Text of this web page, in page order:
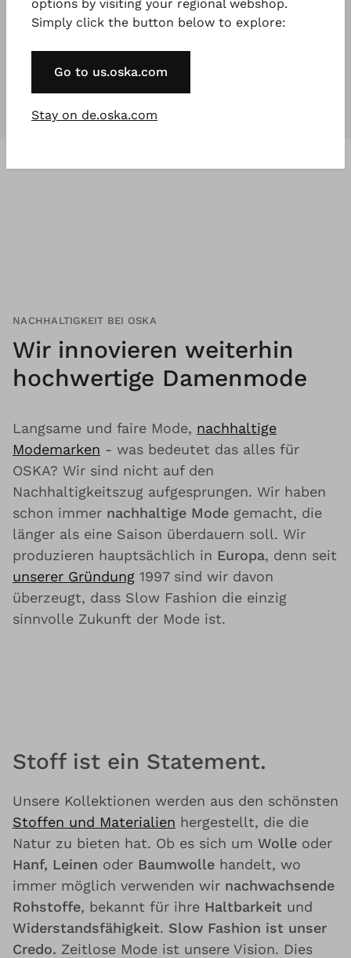
Unsere Kollektionensind fürjeden
der etwas Besonderes will.
NACHHALTIGKEIT BEI OSKA
Wir innovieren weiterhin
hochwertige Damenmode
Langsame und faire Mode, nachhaltige
Modemarken - was bedeutet das alles für
OSKA? Wir sind nicht auf den
Nachhaltigkeitszug aufgesprungen. Wir haben
schon immer nachhaltige Mode gemacht, die
länger als eine Saison überdauern soll. Wir
produzieren hauptsächlich in Europa, denn seit
unserer Gründung 1997 sind wir davon
überzeugt, dass Slow Fashion die einzig
sinnvolle Zukunft der Mode ist.
Stoff ist ein Statement.
Unsere Kollektionen werden aus den schönsten
Stoffen und Materialien hergestellt, die die
Natur zu bieten hat. Ob es sich um Wolle oder
Hanf, Leinen oder Baumwolle handelt, wo
immer möglich verwenden wir nachwachsende
Rohstoffe, bekannt für ihre Haltbarkeit und
Widerstandsfähigkeit. Slow Fashion ist unser
Credo. Zeitlose Mode ist unsere Vision. Dies
options by visiting your regional webshop.
Simply click the button below to explore:
Go to us.oska.com
Stay on de.oska.com